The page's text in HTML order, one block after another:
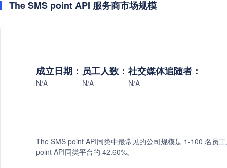
The SMS point API 服务商市场规模
成立日期：
N/A
员工人数：
N/A
社交媒体追随者：
N/A
The SMS point API同类中最常见的公司规模是 1-100 名员
point API同类平台的 42.60%。